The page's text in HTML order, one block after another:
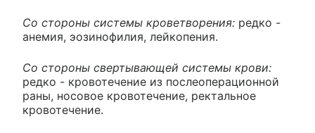
Со стороны системы кроветворения: редко -
анемия, эозинофилия, лейкопения.
Со стороны свертывающей системы крови:
редко - кровотечение из послеоперационной
раны, носовое кровотечение, ректальное
кровотечение.